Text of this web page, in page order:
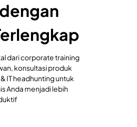
dari corporate training
konsultasi produk
IT headhunting untuk
Anda menjadi lebih